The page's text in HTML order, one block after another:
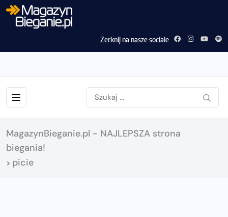
Zerknij na nasze sociale
MagazynBieganie.pl - NAJLEPSZA strona
biegania!
> picie